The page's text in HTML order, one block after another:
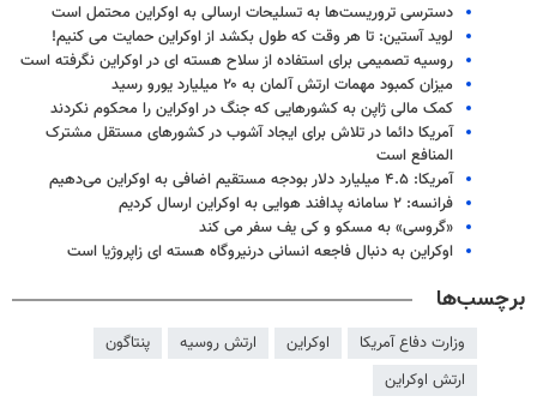
دسترسی تروریست‌ها به تسلیحات ارسالی به اوکراین محتمل است
لوید آستین: تا هر وقت که طول بکشد از اوکراین حمایت می‌ کنیم!
روسیه تصمیمی برای استفاده از سلاح هسته ای در اوکراین نگرفته است
میزان کمبود مهمات ارتش آلمان به ۲۰ میلیارد یورو رسید
کمک مالی ژاپن به کشورهایی که جنگ در اوکراین را محکوم نکردند
آمریکا دائما در تلاش برای ایجاد آشوب در کشورهای مستقل مشترک
المنافع است
آمریکا: ۴.۵ میلیارد دلار بودجه مستقیم اضافی به اوکراین می‌دهیم
فرانسه: ۲ سامانه پدافند هوایی به اوکراین ارسال کردیم
«گروسی» به مسکو و کی یف سفر می کند
اوکراین به دنبال فاجعه انسانی درنیروگاه هسته ای زاپروژیا است
برچسب‌ها
وزارت دفاع آمریکا اوکراین ارتش روسیه
پنتاگون
ارتش اوکراین